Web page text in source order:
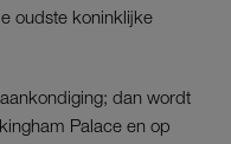
oudste koninklijke
dan wordt
Palace en op